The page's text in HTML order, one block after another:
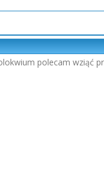
polecam wziąć